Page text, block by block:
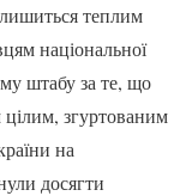
теплим
національної
штабу за те, що
згуртованим
на
досягти